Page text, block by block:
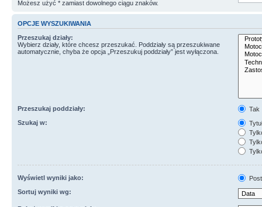
Możesz użyć * zamiast dowolnego ciągu znaków.
OPCJE WYSZUKIWANIA
Przeszukaj działy:
Wybierz działy, które chcesz przeszukać. Poddziały są przeszukiwane
automatycznie, chyba że opcja „Przeszukuj poddziały” jest wyłączona.
Przeszukaj poddziały:
Tak
Szukaj w:
Wyświetl wyniki jako:
Sortuj wyniki wg: